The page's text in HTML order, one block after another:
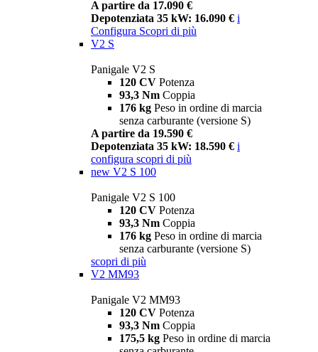
A partire da 17.090 €
Depotenziata 35 kW: 16.090 € i
Configura Scopri di più
V2 S
Panigale V2 S
120 CV Potenza
93,3 Nm Coppia
176 kg Peso in ordine di marcia
senza carburante (versione S)
A partire da 19.590 €
Depotenziata 35 kW: 18.590 € i
configura scopri di più
new V2 S 100
Panigale V2 S 100
120 CV Potenza
93,3 Nm Coppia
176 kg Peso in ordine di marcia
senza carburante (versione S)
scopri di più
V2 MM93
Panigale V2 MM93
120 CV Potenza
93,3 Nm Coppia
175,5 kg Peso in ordine di marcia